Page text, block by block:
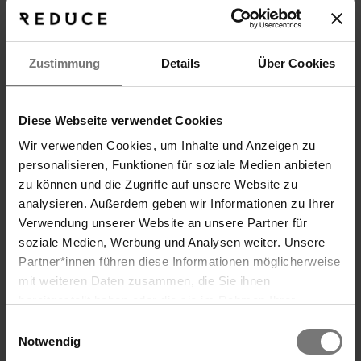
Zustimmung Details Über Cookies
Diese Webseite verwendet Cookies
Wir verwenden Cookies, um Inhalte und Anzeigen zu
personalisieren, Funktionen für soziale Medien anbieten
zu können und die Zugriffe auf unsere Website zu
analysieren. Außerdem geben wir Informationen zu Ihrer
Verwendung unserer Website an unsere Partner für
soziale Medien, Werbung und Analysen weiter. Unsere
Partner*innen führen diese Informationen möglicherweise
mit weiteren Daten zusammen, die Sie ihnen
Cookies und ähnliche Technologien (Tracking-Pixel),
soweit dies technisch für die Bereitstellung unserer
Notwendig
Druckfehler.
Unsere Stornobedingungen
für die Kurhotels:
•Bis eine Woche vor Anreise -
Stornogebühr für Privat- oder Kurgäste
vorgesehen
• Für Kurgästemaximal 2
Terminverschiebungen möglich (der dritte
Termin muss angetreten werden)
•
Ab einer Woche vor Anreise für
Privatgästein den Kurhotels beträgt die
gesamte Zeit des Aufenthaltes
Suche